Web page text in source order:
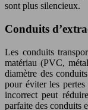
sont plus silencieux.
Conduits
Les conduits
matériau (PVC,
diamètre des
pour éviter les
incorrect peut
parfaite des conduits